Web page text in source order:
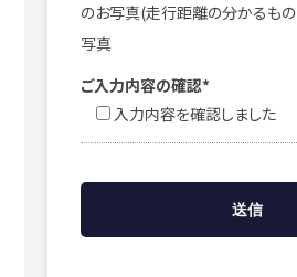
のお写真(走行距離の分かるも
写真
ご入力内容の確認*
入力内容を確認しました